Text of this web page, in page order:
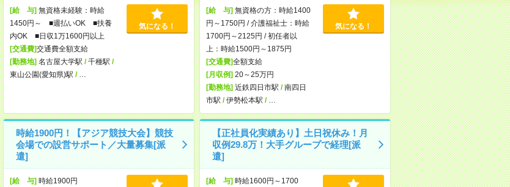
[給 与]無資格未経験：時給
1450円～ ■週払いOK ■扶養
内OK ■日収1万1600円以上
[交通費]交通費全額支給
[勤務地]名古屋大学駅 /千種駅 /
東山公園(愛知県)駅 /
気になる！
[給 与]無資格の方：時給1400
円～1750円 / 介護福祉士：時給
1700円～2125円 / 初任者以
上：時給1500円～1875円
[交通費]全額支給
[月収例]20～25万円
[勤務地]近鉄四日市駅 /南四日
市駅 /伊勢松本駅 /
気になる！
時給1900円！【アジア競技大会】競技
会場での設営サポート／大量募集[派
遣]
[給 与]時給1900円
【正社員化実績あり】土日祝休み！月
収例29.8万！大手グループで経理[派
遣]
[給 与]時給1600円～1700